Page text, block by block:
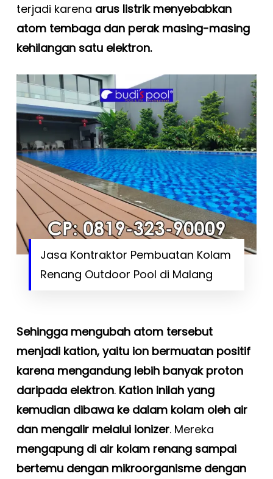
terjadi karena arus listrik menyebabkan
atom tembaga dan perak masing-masing
kehilangan satu elektron.
Jasa Kontraktor Pembuatan Kolam
Renang Outdoor Pool di Malang
Sehingga mengubah atom tersebut
menjadi kation, yaitu ion bermuatan positif
karena mengandung lebih banyak proton
daripada elektron. Kation inilah yang
kemudian dibawa ke dalam kolam oleh air
dan mengalir melalui ionizer. Mereka
mengapung di air kolam renang sampai
bertemu dengan mikroorganisme dengan